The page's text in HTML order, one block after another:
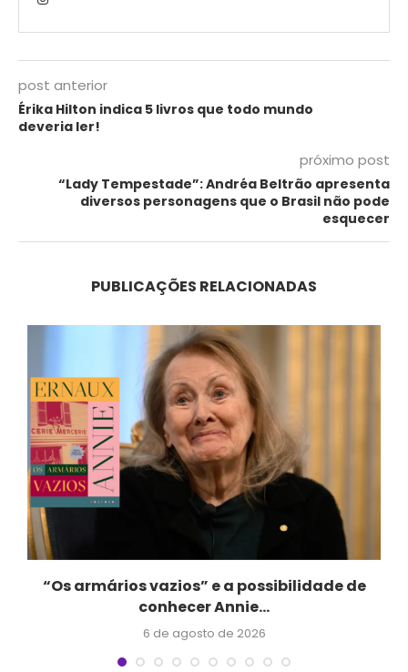
post anterior
Érika Hilton indica 5 livros que todo mundo
deveria ler!
próximo post
“Lady Tempestade”: Andréa Beltrão apresenta
diversos personagens que o Brasil não pode
esquecer
PUBLICAÇÕES RELACIONADAS
“Os armários vazios” e a possibilidade de
conhecer Annie...
6 de agosto de 2026